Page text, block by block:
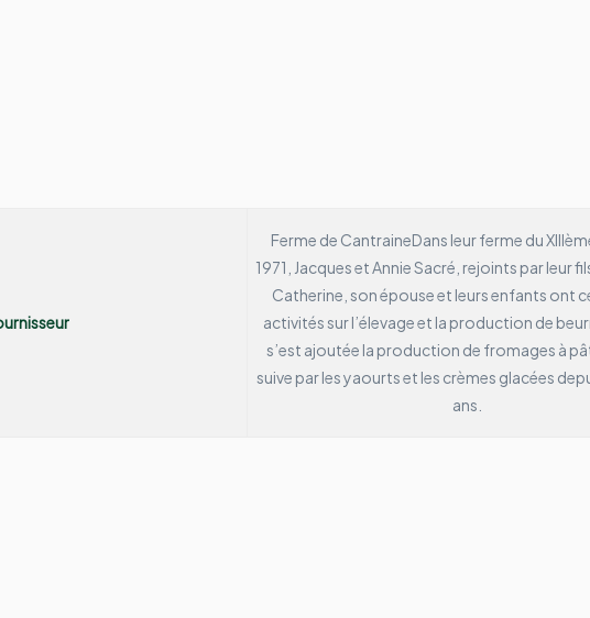
Ferme de CantraineDans leur ferme du
1971, Jacques et Annie Sacré, rejoints par leur
Catherine, son épouse et leurs enfants ont
activités sur l’élevage et la production de
s’est ajoutée la production de fromages à
suive par les yaourts et les crèmes glacées
ans.